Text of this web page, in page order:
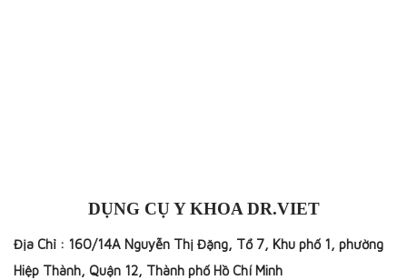
DỤNG CỤ Y KHOA DR.VIET
Địa Chỉ : 160/14A Nguyễn Thị Đặng, Tổ 7, Khu phố 1, phường
Hiệp Thành, Quận 12, Thành phố Hồ Chí Minh